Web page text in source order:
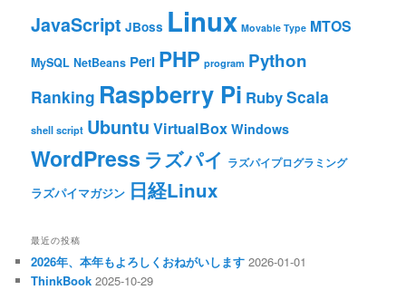
JavaScript JBoss Linux Movable Type MTOS
MySQL NetBeans Perl PHP program Python
Ranking Raspberry Pi RubyScala
shell script Ubuntu VirtualBox Windows
WordPress ラズパイ ラズパイプログラミング
ラズパイマガジン 日経Linux
最近の投稿
2026年、本年もよろしくおねがいします 2026-01-01
ThinkBook 2025-10-29